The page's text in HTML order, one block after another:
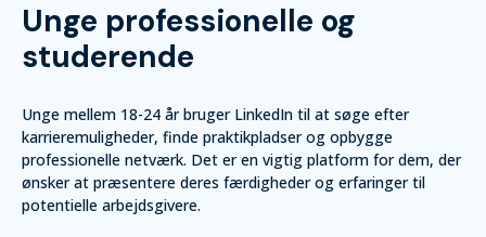
Unge professionelle og
studerende
Unge mellem 18-24 år bruger LinkedIn til at søge efter
karrieremuligheder, finde praktikpladser og opbygge
professionelle netværk. Det er en vigtig platform for dem, der
ønsker at præsentere deres færdigheder og erfaringer til
potentielle arbejdsgivere.